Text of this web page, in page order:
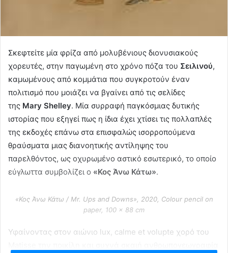
Σκεφτείτε μία φρίζα από μολυβένιους διονυσιακούς
χορευτές, στην παγωμένη στο χρόνο πόζα του Σειλινού,
καμωμένους από κομμάτια που συγκροτούν έναν
πολιτισμό που μοιάζει να βγαίνει από τις σελίδες
της Mary Shelley. Μία συρραφή παγκόσμιας δυτικής
ιστορίας που εξηγεί πως η ίδια έχει χτίσει τις πολλαπλές
της εκδοχές επάνω στα επισφαλώς ισορροπούμενα
θραύσματα μιας διανοητικής αντίληψης του
παρελθόντος, ως οχυρωμένο αστικό εσωτερικό, το οποίο
εύγλωττα συμβολίζει ο «Κος Άνω Κάτω».
«Κος Άνω Κάτω / Mr. Ups and Downs», 2020, Colour pencil on
paper, 100 x 88 cm
Υφαίνοντας στον αιώνιο lux, calme et volupte χορό του